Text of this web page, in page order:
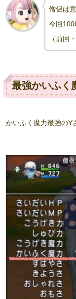
僧侶は
今回
（前回 ・
最強かいふく
かいふく魔力最強のY